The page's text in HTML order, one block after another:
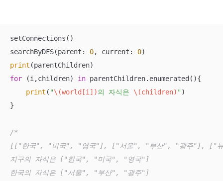
setConnections()
searchByDFS(parent: 0, current: 0
print
for (i,children) in parentChildren.enumerated(){
print ( "\(world[i])의 자식은 \(children) " )
}
/*
[["한국", "미국", "영국"], ["서울", "부산", "광주
지구의 자식은 ["한국", "미국", "영국"]
한국의 자식은 ["서울", "부산", "광주"]